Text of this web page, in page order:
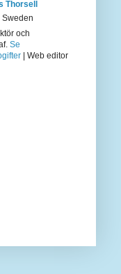
Thorsell
och
Se
| Web editor